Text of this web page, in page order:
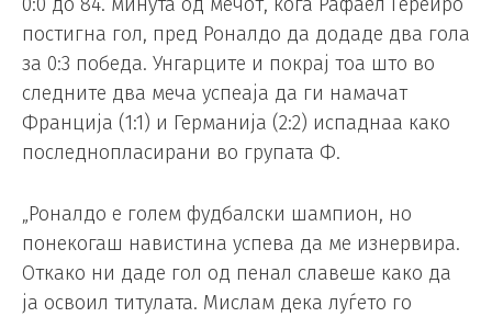
постигна гол, пред Роналдо да додаде два гола
за 0:3 победа. Унгарците и покрај тоа што во
следните два меча успеаја да ги намачат
Франција (1:1) и Германија (2:2) испаднаа како
последнопласирани во групата Ф.
„Роналдо е голем фудбалски шампион, но
понекогаш навистина успева да ме изнервира.
Откако ни даде гол од пенал славеше како да
ја освоил титулата. Мислам дека луѓето го